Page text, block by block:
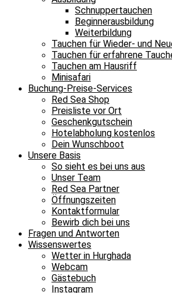
Schnuppertauchen
Beginnerausbildung
Weiterbildung
Tauchen für Wieder- und
Tauchen für erfahrene
Tauchen am Hausriff
Minisafari
Buchung-Preise-Services
Red Sea Shop
Preisliste vor Ort
Geschenkgutschein
Hotelabholung kostenlos
Dein Wunschboot
Unsere Basis
So sieht es bei uns aus
Unser Team
Red Sea Partner
Öffnungszeiten
Kontaktformular
Bewirb dich bei uns
Fragen und Antworten
Wissenswertes
Wetter in Hurghada
Webcam
Gästebuch
Instagram